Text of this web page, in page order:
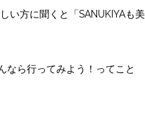
い方に聞くと「SANUKIYAも美
なら行ってみよう！ってこと